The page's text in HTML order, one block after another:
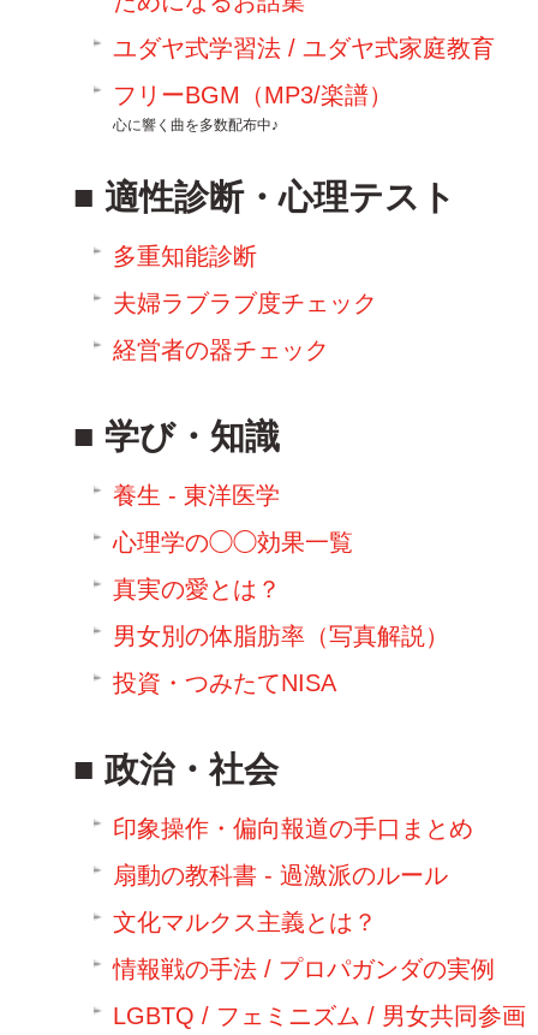
ユダヤ式学習法 / ユダヤ式家庭教育
フリーBGM（MP3/楽譜）
心に響く曲を多数配布中♪
適性診断・心理テスト
多重知能診断
夫婦ラブラブ度チェック
経営者の器チェック
学び・知識
養生 - 東洋医学
心理学の◯◯効果一覧
真実の愛とは？
男女別の体脂肪率（写真解説）
投資・つみたてNISA
政治・社会
印象操作・偏向報道の手口まとめ
扇動の教科書 - 過激派のルール
文化マルクス主義とは？
情報戦の手法 / プロパガンダの実例
LGBTQ / フェミニズム / 男女共同参画